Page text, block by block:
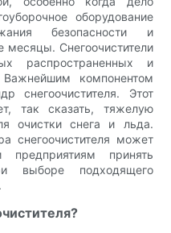
оборудование
безопасности и
месяцы. Снегоочистители
распространенных и
компонентом
снегоочистителя. Этот
так сказать, тяжелую
очистки снега и льда.
снегоочистителя может
принять
выборе подходящего